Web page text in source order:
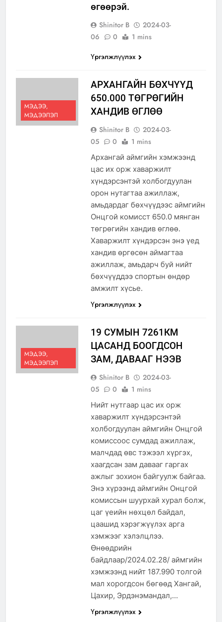
өгөөрэй.
Shinitor B
2024-03-
06
0
1 mins
Үргэлжлүүлэх
МЭДЭЭ,
МЭДЭЭЛЭЛ
АРХАНГАЙН БӨХЧҮҮД
650.000 ТӨГРӨГИЙН
ХАНДИВ ӨГЛӨӨ
Shinitor B
2024-03-
05
0 1 mins
Архангай аймгийн хэмжээнд
цас их орж хаваржилт
хүндэрсэнтэй холбогдуулан
орон нутагтаа ажиллаж,
амьдардаг бөхчүүдээс аймгийн
Онцгой комисст 650.0 мянган
төгрөгийн хандив өглөө.
Хаваржилт хүндэрсэн энэ үед
хандив өргөсөн аймагтаа
ажиллаж, амьдарч буй нийт
бөхчүүддээ спортын өндөр
амжилт хүсье.
Үргэлжлүүлэх
МЭДЭЭ,
МЭДЭЭЛЭЛ
19 СУМЫН 7261КМ
ЦАСАНД БООГДСОН
ЗАМ, ДАВААГ НЭЭВ
Shinitor B
2024-03-
05
0 1 mins
Нийт нутгаар цас их орж
хаваржилт хүндэрсэнтэй
холбогдуулан аймгийн Онцгой
комиссоос сумдад ажиллаж,
малчдад өвс тэжээл хүргэх,
хаагдсан зам давааг гаргах
ажлыг зохион байгуулж байгаа.
Энэ хүрээнд аймгийн Онцгой
комиссын шуурхай хурал болж,
цаг үеийн нөхцөл байдал,
цаашид хэрэгжүүлэх арга
хэмжээг хэлэлцлээ.
Өнөөдрийн
байдлаар/2024.02.28/ аймгийн
хэмжээнд нийт 187.990 толгой
мал хорогдсон бөгөөд Хангай,
Цахир, Эрдэнэмандал,…
Үргэлжлүүлэх